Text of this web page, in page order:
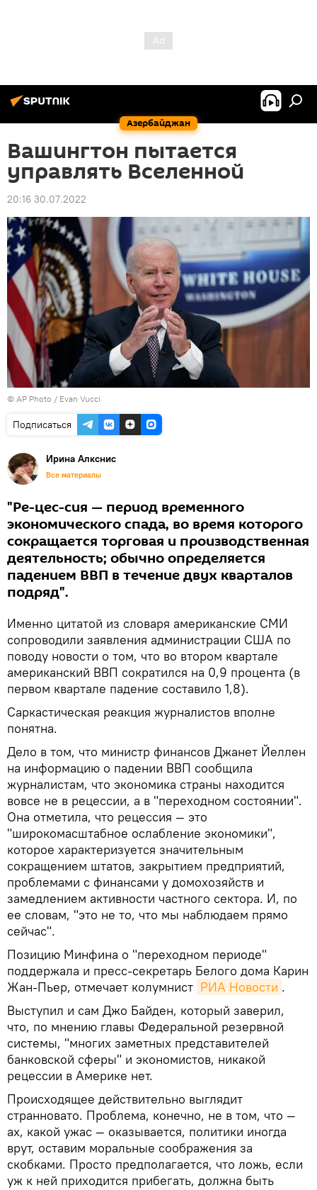
Азербайджан
Вашингтон пытается
управлять Вселенной
20:16 30.07.2022
© AP Photo / Evan Vucci
Подписаться
Ирина Алкснис
Все материалы
"Ре-цес-сия — период временного
экономического спада, во время которого
сокращается торговая и производственная
деятельность; обычно определяется
падением ВВП в течение двух кварталов
подряд".
Именно цитатой из словаря американские СМИ
сопроводили заявления администрации США по
поводу новости о том, что во втором квартале
американский ВВП сократился на 0,9 процента (в
первом квартале падение составило 1,8).
Саркастическая реакция журналистов вполне
понятна.
Дело в том, что министр финансов Джанет Йеллен
на информацию о падении ВВП сообщила
журналистам, что экономика страны находится
вовсе не в рецессии, а в "переходном состоянии".
Она отметила, что рецессия — это
"широкомасштабное ослабление экономики",
которое характеризуется значительным
сокращением штатов, закрытием предприятий,
проблемами с финансами у домохозяйств и
замедлением активности частного сектора. И, по
ее словам, "это не то, что мы наблюдаем прямо
сейчас".
Позицию Минфина о "переходном периоде"
поддержала и пресс-секретарь Белого дома Карин
Жан-Пьер, отмечает колумнист РИА Новости .
Выступил и сам Джо Байден, который заверил,
что, по мнению главы Федеральной резервной
системы, "многих заметных представителей
банковской сферы" и экономистов, никакой
рецессии в Америке нет.
Происходящее действительно выглядит
странновато. Проблема, конечно, не в том, что —
ах, какой ужас — оказывается, политики иногда
врут, оставим моральные соображения за
скобками. Просто предполагается, что ложь, если
уж к ней приходится прибегать, должна быть